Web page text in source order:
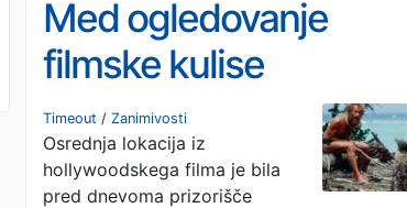
Med ogledovanje
filmske kulise
Brodoloma doživeli
pravi brodolom
Timeout / Zanimivosti
Osrednja lokacija iz
hollywoodskega filma je bila
pred dnevoma prizorišče